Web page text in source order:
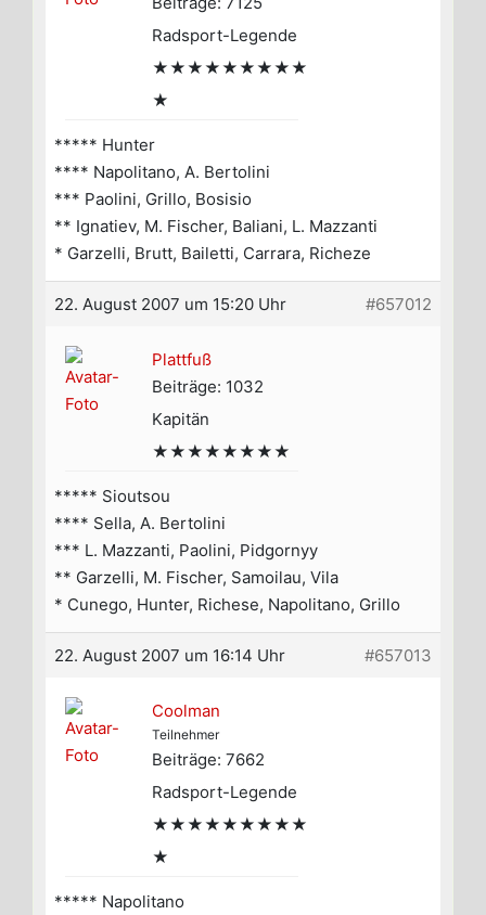
Radsport-Legende
★★★★★★★★★
★
***** Hunter
**** Napolitano, A. Bertolini
*** Paolini, Grillo, Bosisio
** Ignatiev, M. Fischer, Baliani, L. Mazzanti
* Garzelli, Brutt, Bailetti, Carrara, Richeze
22. August 2007 um 15:20 Uhr #657012
Plattfuß
Beiträge: 1032
Kapitän
★★★★★★★★
***** Sioutsou
**** Sella, A. Bertolini
*** L. Mazzanti, Paolini, Pidgornyy
** Garzelli, M. Fischer, Samoilau, Vila
* Cunego, Hunter, Richese, Napolitano, Grillo
22. August 2007 um 16:14 Uhr #657013
Coolman
Teilnehmer
Beiträge: 7662
Radsport-Legende
★★★★★★★★★
★
***** Napolitano